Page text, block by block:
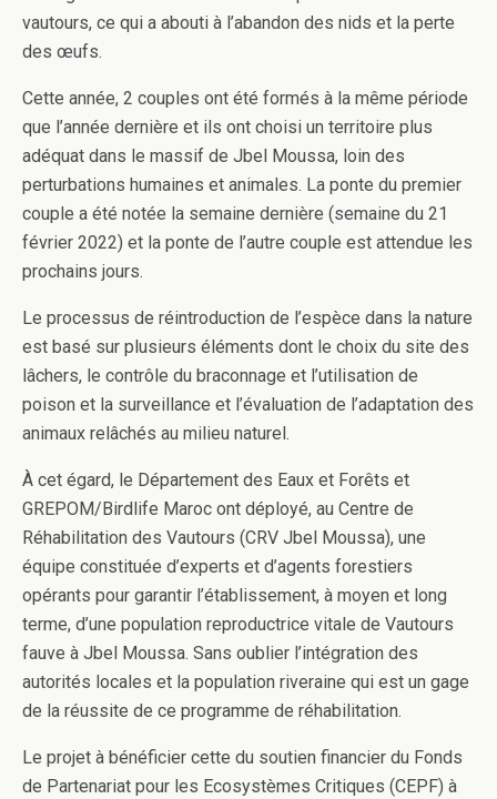
vautours, ce qui a abouti à l’abandon des nids et la perte
des œufs.
Cette année, 2 couples ont été formés à la même période
que l’année dernière et ils ont choisi un territoire plus
adéquat dans le massif de Jbel Moussa, loin des
perturbations humaines et animales. La ponte du premier
couple a été notée la semaine dernière (semaine du 21
février 2022) et la ponte de l’autre couple est attendue les
prochains jours.
Le processus de réintroduction de l’espèce dans la nature
est basé sur plusieurs éléments dont le choix du site des
lâchers, le contrôle du braconnage et l’utilisation de
poison et la surveillance et l’évaluation de l’adaptation des
animaux relâchés au milieu naturel.
À cet égard, le Département des Eaux et Forêts et
GREPOM/Birdlife Maroc ont déployé, au Centre de
Réhabilitation des Vautours (CRV Jbel Moussa), une
équipe constituée d’experts et d’agents forestiers
opérants pour garantir l’établissement, à moyen et long
terme, d’une population reproductrice vitale de Vautours
fauve à Jbel Moussa. Sans oublier l’intégration des
autorités locales et la population riveraine qui est un gage
de la réussite de ce programme de réhabilitation.
Le projet à bénéficier cette du soutien financier du Fonds
de Partenariat pour les Ecosystèmes Critiques (CEPF) à